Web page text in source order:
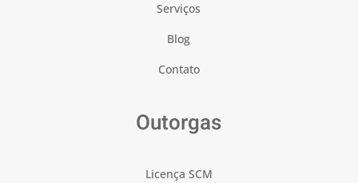
Serviços
Blog
Contato
Outorgas
Licença SCM